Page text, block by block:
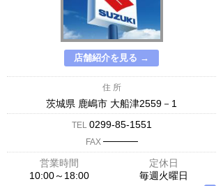
店舗紹介を見る →
住 所
茨城県 鹿嶋市 大船津2559－1
TEL 0299-85-1551
FAX ─────
営業時間
定休日
10:00～18:00
毎週火曜日